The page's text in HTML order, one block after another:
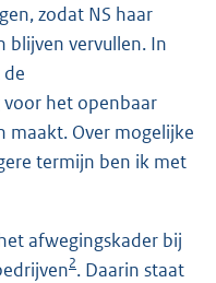
zodat NS haar
blijven vervullen. In
het openbaar
maakt. Over mogelijke
termijn ben ik met
afwegingskader bij
2. Daarin staat